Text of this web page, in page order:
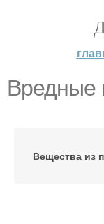
Вредные
Вещества из